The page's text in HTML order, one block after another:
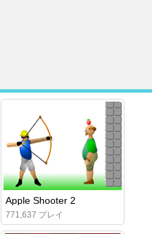
Apple Shooter 2
771,637 プレイ